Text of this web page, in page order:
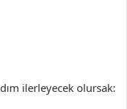
ilerleyecek olursak: